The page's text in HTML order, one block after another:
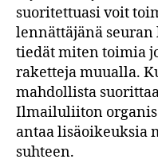
suoritettuasi voit
lennättäjänä seuran
tiedät miten toimia
raketteja muualla.
mahdollista
Ilmailuliiton
antaa lisäoikeuksia
suhteen.